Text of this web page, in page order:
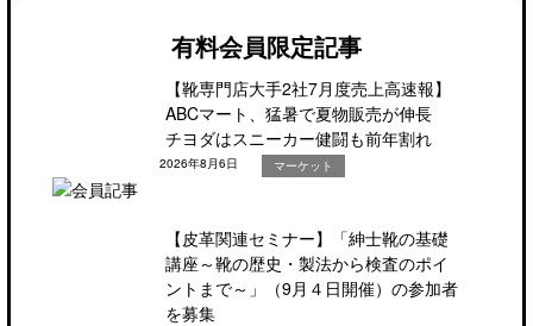
有料会員限定記事
【靴専門店大手2社7月度売上高速報】
ABCマート、猛暑で夏物販売が伸長
チヨダはスニーカー健闘も前年割れ
2026年8月6日 マーケット
【皮革関連セミナー】「紳士靴の基礎
講座～靴の歴史・製法から検査のポイ
ントまで～」（9月４日開催）の参加者
を募集